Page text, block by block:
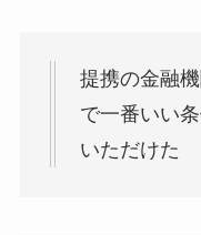
提携の金融
で一番いい
いただけた